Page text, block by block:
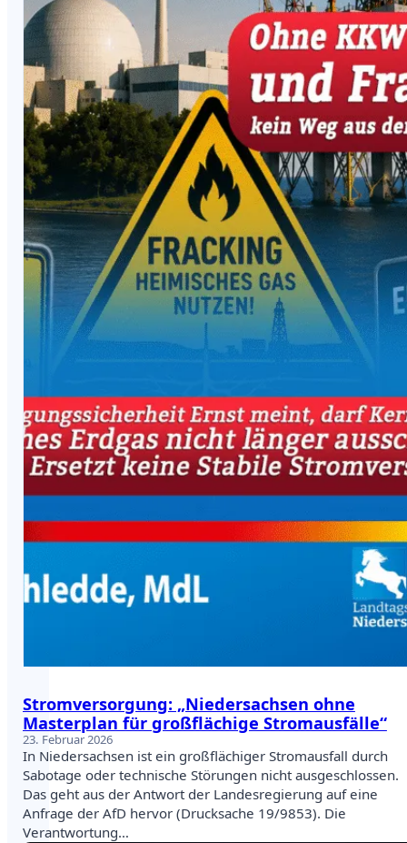
Stromversorgung: „Niedersachsen ohne
Masterplan für großflächige Stromausfälle“
23. Februar 2026
In Niedersachsen ist ein großflächiger Stromausfall durch
Sabotage oder technische Störungen nicht ausgeschlossen.
Das geht aus der Antwort der Landesregierung auf eine
Anfrage der AfD hervor (Drucksache 19/9853). Die
Verantwortung…